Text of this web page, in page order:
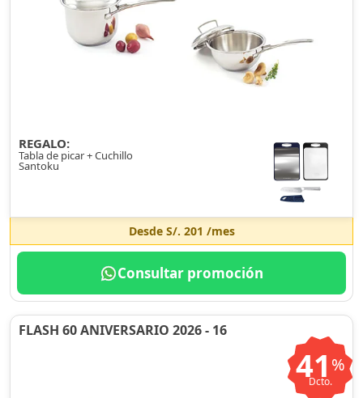
REGALO:
Tabla de picar + Cuchillo
Santoku
Desde S/. 201 /mes
Consultar promoción
FLASH 60 ANIVERSARIO 2026 - 16
41 %
Dcto.